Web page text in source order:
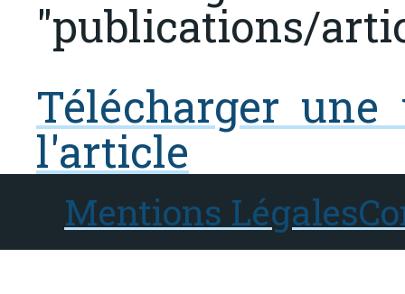
"publications/
Télécharger
l'article
Mentions Légales